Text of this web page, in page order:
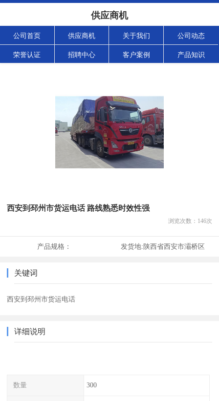
供应商机
公司首页 供应商机 关于我们 公司动态
荣誉认证 招聘中心 客户案例 产品知识
西安到邳州市货运电话 路线熟悉时效性强
浏览次数： 146次
产品规格： 发货地:陕西省西安市灞桥区
关键词
西安到邳州市货运电话
详细说明
数量 300